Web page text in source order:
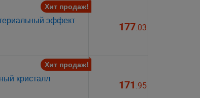
эффект
Хит продаж!
177.03
кристалл
Хит продаж!
171.95